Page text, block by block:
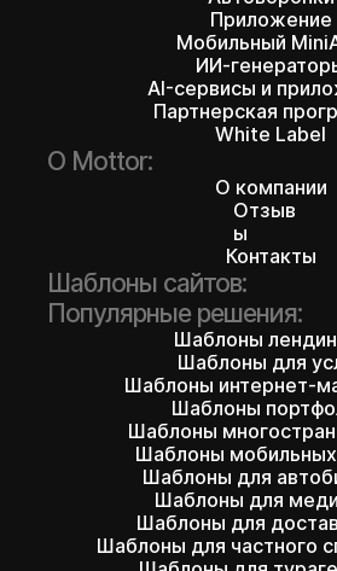
Приложение
Мобильный
ИИ-
AI-сервисы и
Партнерская
White Label
О Mottor:
О компании
Отзыв
ы
Контакты
Шаблоны сайтов:
Популярные решения:
Шаблоны
Шаблоны для
Шаблоны интернет-
Шаблоны
Шаблоны
Шаблоны мобильных
Шаблоны для
Шаблоны для
Шаблоны для
Шаблоны для частного